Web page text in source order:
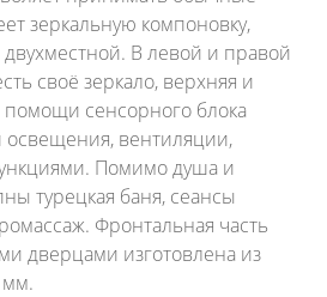
зеркальную компоновку,
двухместной. В левой и правой
своё зеркало, верхняя и
сенсорного блока
освещения, вентиляции,
Помимо душа и
турецкая баня, сеансы
Фронтальная часть
дверцами изготовлена из
мм.